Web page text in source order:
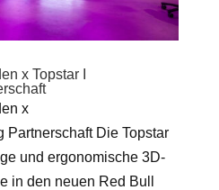
x Topstar I
x
Partnerschaft Die Topstar
und ergonomische 3D-
in den neuen Red Bull